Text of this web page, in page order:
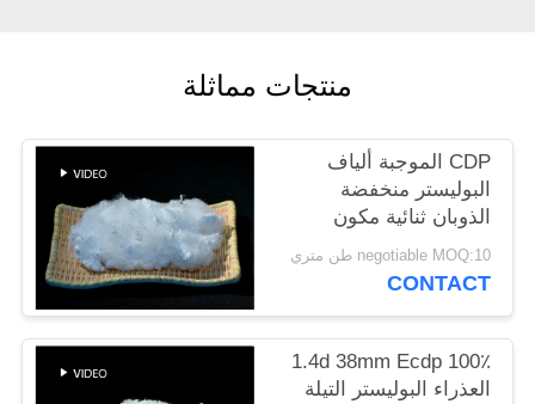
خريطة
الموقع
PRIVACY
POLICY
منتجات مماثلة
CDP الموجبة ألياف
البوليستر منخفضة
الذوبان ثنائية مكون
الصف العذراء
negotiable MOQ:10 طن متري
CONTACT
100٪ 1.4d 38mm Ecdp
العذراء البوليستر التيلة